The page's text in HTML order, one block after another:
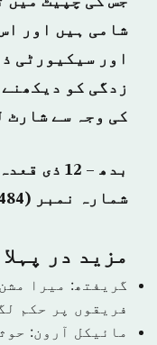
شامی ہیں اور
اور سیکیورٹی
زدگی کو
کی وجہ سے شارٹ
شمارہ نمبر (14484)
مزید در
گریفتھ: میرا
فریقوں پر حکم
مائیکل آرون: